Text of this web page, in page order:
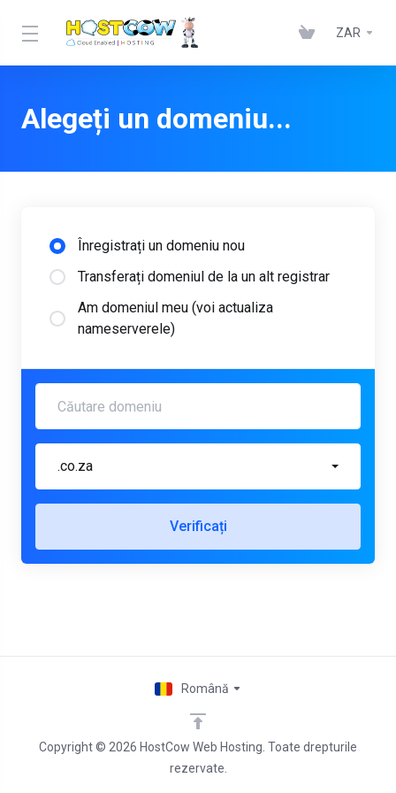
ZAR
Alegeți un domeniu...
Înregistrați un domeniu nou
Transferați domeniul de la un alt registrar
Am domeniul meu (voi actualiza
nameserverele)
.co.za
Verificați
Copyright © 2026 HostCow Web Hosting. Toate drepturile
rezervate.
Română